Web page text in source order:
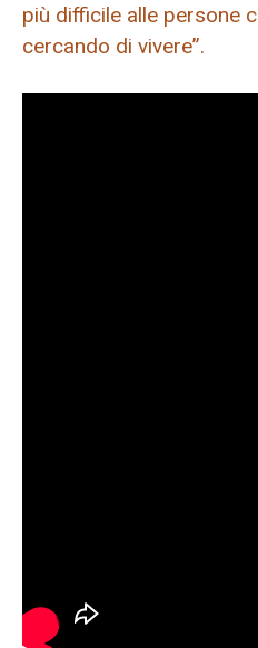
più difficile alle persone
cercando di vivere”.